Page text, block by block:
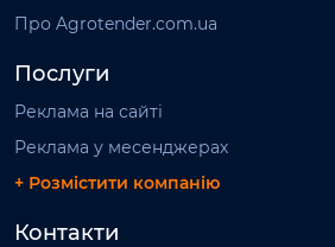
Про Agrotender.com.ua
Послуги
Реклама на сайті
Реклама у месенджерах
+ Розмістити компанію
Контакти